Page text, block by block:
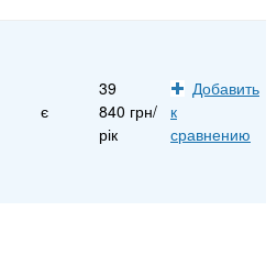
є
39
840 грн/
рік
Добавить
к
сравнению